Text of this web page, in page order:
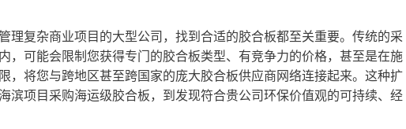
理复杂商业项目的大型公司，找到合适的胶合板都至关重要。传统的采
，可能会限制您获得专门的胶合板类型、有竞争力的价格，甚至是在施
，将您与跨地区甚至跨国家的庞大胶合板供应商网络连接起来。这种扩
滨项目采购海运级胶合板，到发现符合贵公司环保价值观的可持续、经